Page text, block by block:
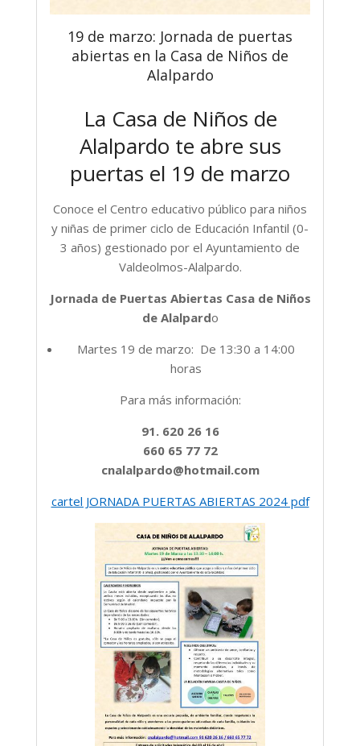
19 de marzo: Jornada de puertas
abiertas en la Casa de Niños de
Alalpardo
La Casa de Niños de
Alalpardo te abre sus
puertas el 19 de marzo
Conoce el Centro educativo público para niños
y niñas de primer ciclo de Educación Infantil (0-
3 años) gestionado por el Ayuntamiento de
Valdeolmos-Alalpardo.
Jornada de Puertas Abiertas Casa de Niños
de Alalpardo
Martes 19 de marzo: De 13:30 a 14:00
horas
Para más información:
91. 620 26 16
660 65 77 72
cnalalpardo@hotmail.com
cartel JORNADA PUERTAS ABIERTAS 2024 pdf